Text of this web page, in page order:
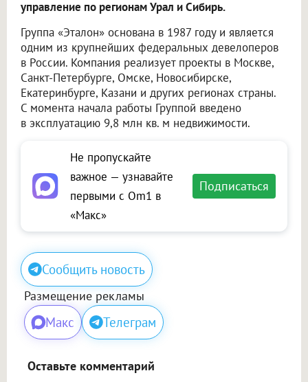
управление по регионам Урал и Сибирь.
Группа «Эталон» основана в 1987 году и является
одним из крупнейших федеральных девелоперов
в России. Компания реализует проекты в Москве,
Санкт-Петербурге, Омске, Новосибирске,
Екатеринбурге, Казани и других регионах страны.
С момента начала работы Группой введено
в эксплуатацию 9,8 млн кв. м недвижимости.
Не пропускайте
важное — узнавайте
первыми с Om1 в
«Макс»
Подписаться
Сообщить новость
Размещение рекламы
Макс Телеграм
Оставьте комментарий